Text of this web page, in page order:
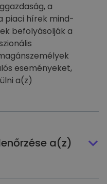
a
piaci hírek mind-
befolyásolják a
eseményeket,
a(z)
a(z)